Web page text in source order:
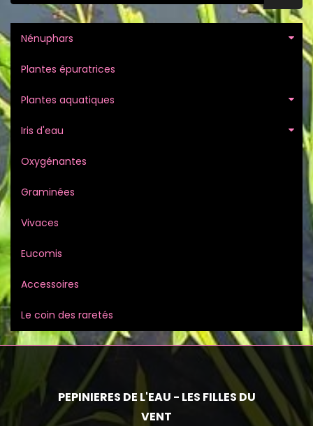
Nénuphars
Plantes épuratrices
Plantes aquatiques
Iris d'eau
Oxygénantes
Graminées
Vivaces
Eucomis
Accessoires
Le coin des raretés
PEPINIERES DE L'EAU - LES FILLES DU
VENT